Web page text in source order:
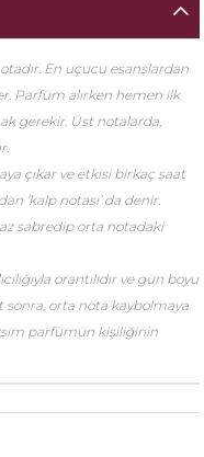
En uçucu esanslardan
Parfüm alırken hemen ilk
gerekir. Üst notalarda,
çıkar ve etkisi birkaç saat
‘kalp notası’ da denir.
sabredip orta notadaki
orantılıdır ve gün boyu
sonra, orta nota kaybolmaya
parfümün kişiliğinin